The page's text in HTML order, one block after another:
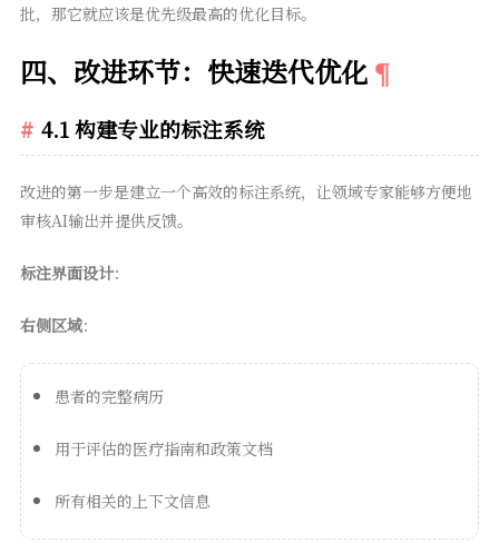
批，那它就应该是优先级最高的优化目标。
四、改进环节：快速迭代优化
4.1 构建专业的标注系统
改进的第一步是建立一个高效的标注系统，让领域专家能够方便地
审核AI输出并提供反馈。
标注界面设计：
右侧区域：
患者的完整病历
用于评估的医疗指南和政策文档
所有相关的上下文信息